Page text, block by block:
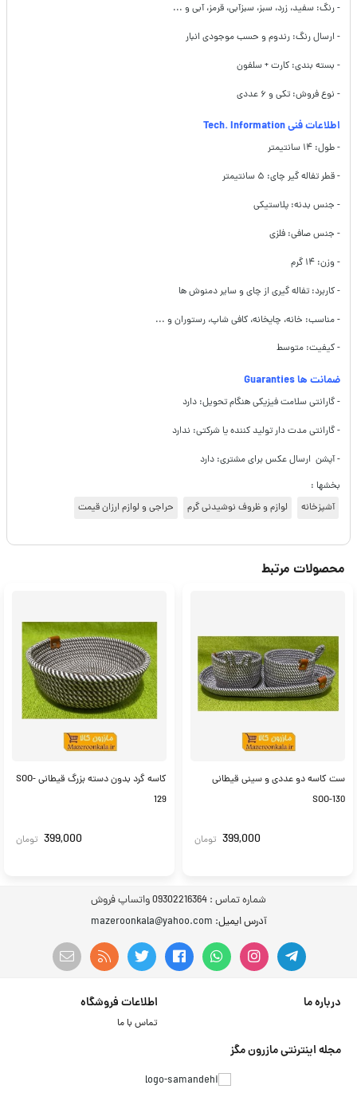
- رنگ: سفید، زرد، سبز، سبزآبی، قرمز، آبی و ...
- ارسال رنگ: رندوم و حسب موجودی انبار
- بسته بندی: کارت + سلفون
- نوع فروش: تکی و ۶ عددی
اطلاعات فنی Tech. Information
- طول: ۱۴ سانتیمتر
- قطر تفاله گیر چای: ۵ سانتیمتر
- جنس بدنه: پلاستیکی
- جنس صافی: فلزی
- وزن: ۱۴ گرم
- کاربرد: تفاله گیری از چای و سایر دمنوش ها
- مناسب: خانه، چایخانه، کافی شاپ، رستوران و ...
- کیفیت: متوسط
ضمانت ها Guaranties
- گارانتی سلامت فیزیکی هنگام تحویل: دارد
- گارانتی مدت دار تولید کننده یا شرکتی: ندارد
- آپشن ارسال عکس برای مشتری: دارد
بخشها :
آشپزخانه
لوازم و ظروف نوشیدنی گرم حراجی و لوازم ارزان قیمت
محصولات مرتبط
ست کاسه دو عددی و سینی قیطانی
SOO-130
399,000 تومان
کاسه گرد بدون دسته بزرگ قیطانی SOO-
129
399,000 تومان
شماره تماس : 09302216364 واتساپ فروش
آدرس ایمیل: mazeroonkala@yahoo.com
درباره ما اطلاعات فروشگاه
تماس با ما
مجله اینترنتی مازرون مگز